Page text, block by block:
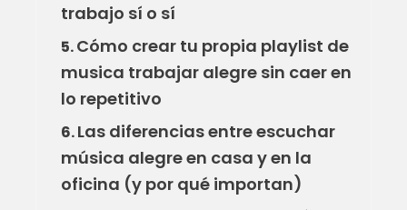
trabajo sí o sí
5.Cómo crear tu propia playlist de
musica trabajar alegre sin caer en
lo repetitivo
6.Las diferencias entre escuchar
música alegre en casa y en la
oficina (y por qué importan)